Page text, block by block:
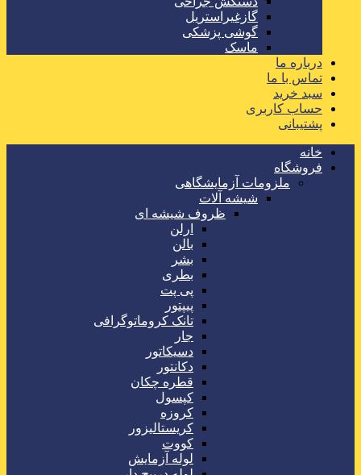
گازغیراستریل
گوشی پزشکی
ماسک
درباره ما
تماس با ما
سبد خرید
حساب کاربری
پشتیبانی
خانه
فروشگاه
ملزومات آزمایشگاهی
شیشه آلات
ظروف شیشه ای
ارلن
بالن
بشر
بطری
پی پت
پیپتور
تانک کروماتوگرافی
جار
دسیکاتور
دکانتور
قطره چکان
کپسول
کروزه
کریستالیزور
کووت
لوله آزمایش